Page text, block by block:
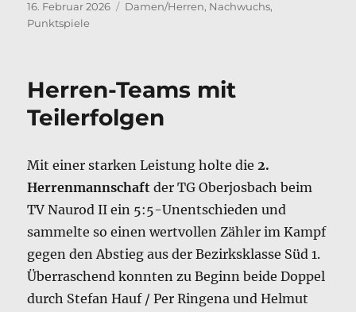
Veröffentlicht
am
16. Februar 2026 Kategorien
Damen/Herren, Nachwuchs,
Punktspiele
Herren-Teams mit
Teilerfolgen
Mit einer starken Leistung holte die 2.
Herrenmannschaft der TG Oberjosbach beim
TV Naurod II ein 5:5-Unentschieden und
sammelte so einen wertvollen Zähler im Kampf
gegen den Abstieg aus der Bezirksklasse Süd 1.
Überraschend konnten zu Beginn beide Doppel
durch Stefan Hauf / Per Ringena und Helmut